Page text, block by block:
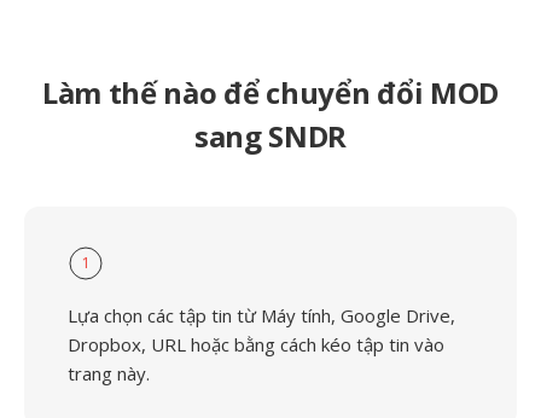
Làm thế nào để chuyển đổi MOD
sang SNDR
1
Lựa chọn các tập tin từ Máy tính, Google Drive,
Dropbox, URL hoặc bằng cách kéo tập tin vào
trang này.